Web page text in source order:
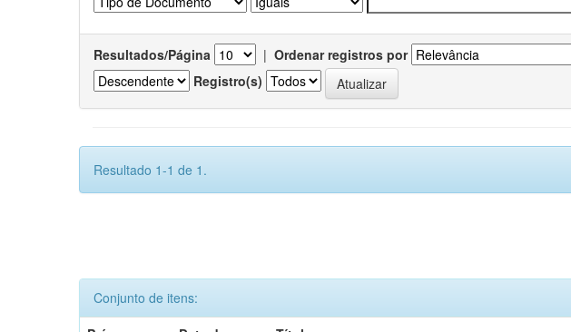
Resultados/Página | Ordenar registros por
Registro(s)
Resultado 1-1 de 1.
Conjunto de itens: